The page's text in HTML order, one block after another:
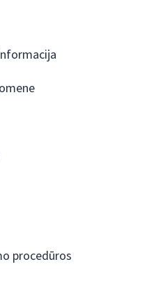
procedūros